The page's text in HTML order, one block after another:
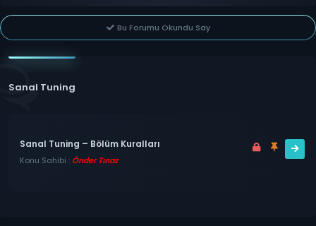
Bu Forumu Okundu Say
Sanal Tuning
Sanal Tuning – Bölüm Kuralları
Konu Sahibi : Önder Tınaz